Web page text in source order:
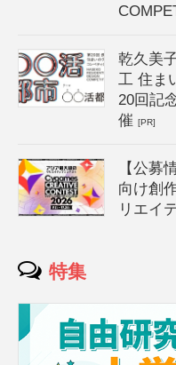
乾久美
工 住ま
20回記
催[PR]
【公募
向け創
リエイ
特集